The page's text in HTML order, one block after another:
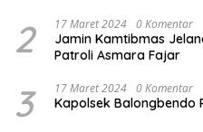
2 17 Maret 2024 0 Komentar
Jamin Kamtibmas
Patroli Asmara Fajar
3 17 Maret 2024 0 Komentar
Kapolsek Balongbendo